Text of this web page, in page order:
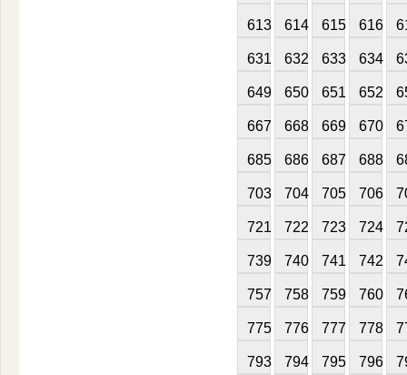
613 614 615 616
631 632 633 634
649 650 651 652
667 668 669 670
685 686 687 688
703 704 705 706
721 722 723 724
739 740 741 742
757 758 759 760
775 776 777 778
793 794 795 796